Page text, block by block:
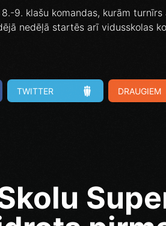
9. klašu komandas, kurām
nedēļā startēs arī vidusskolas
TWITTER DRAUGIEM